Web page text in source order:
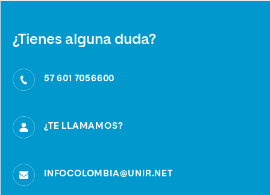
¿Tienes alguna duda?
57 601 7056600
¿TE LLAMAMOS?
INFOCOLOMBIA@UNIR.NET